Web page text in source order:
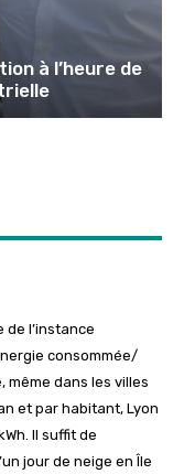
à l’heure de
de l’instance
consommée/
dans les villes
et par habitant, Lyon
Il suffit de
jour de neige en Île